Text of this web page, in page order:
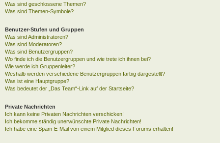
Was sind geschlossene Themen?
Was sind Themen-Symbole?
Benutzer-Stufen und Gruppen
Was sind Administratoren?
Was sind Moderatoren?
Was sind Benutzergruppen?
Wo finde ich die Benutzergruppen und wie trete ich ihnen bei?
Wie werde ich Gruppenleiter?
Weshalb werden verschiedene Benutzergruppen farbig dargestellt?
Was ist eine Hauptgruppe?
Was bedeutet der „Das Team“-Link auf der Startseite?
Private Nachrichten
Ich kann keine Privaten Nachrichten verschicken!
Ich bekomme ständig unerwünschte Private Nachrichten!
Ich habe eine Spam-E-Mail von einem Mitglied dieses Forums erhalten!